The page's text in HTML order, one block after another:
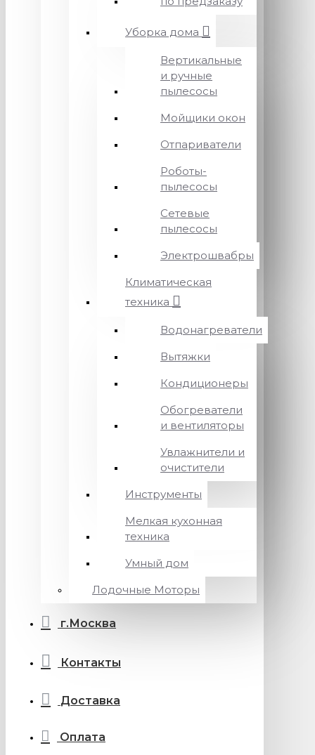
Уборка дома
Вертикальные
и ручные
пылесосы
Мойщики окон
Отпариватели
Роботы-
пылесосы
Сетевые
пылесосы
Электрошвабры
Климатическая
техника
Водонагреватели
Вытяжки
Кондиционеры
Обогреватели
и вентиляторы
Увлажнители и
очистители
Инструменты
Мелкая кухонная
техника
Умный дом
Лодочные Моторы
г.Москва
Контакты
Доставка
Оплата